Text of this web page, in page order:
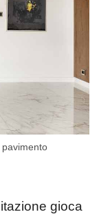
gioca